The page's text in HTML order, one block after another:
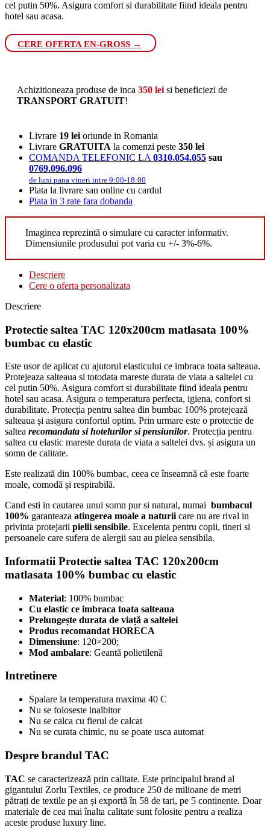
cel putin 50%. Asigura comfort si durabilitate fiind ideala pentru
hotel sau acasa.
CERE OFERTA EN-GROSS →
Achizitioneaza produse de inca 350 lei si beneficiezi de
TRANSPORT GRATUIT!
Livrare 19 lei oriunde in Romania
Livrare GRATUITA la comenzi peste 350 lei
COMANDA TELEFONIC LA 0310.054.055 sau
0769.096.096
de luni pana vineri intre 9:00-18:00
Plata la livrare sau online cu cardul
Plata in 3 rate fara dobanda
Imaginea reprezintă o simulare cu caracter informativ.
Dimensiunile produsului pot varia cu +/- 3%-6%.
Descriere
Cere o oferta personalizata
Descriere
Protectie saltea TAC 120x200cm matlasata 100%
bumbac cu elastic
Este usor de aplicat cu ajutorul elasticului ce imbraca toata salteaua.
Protejeaza salteaua si totodata mareste durata de viata a saltelei cu
cel putin 50%. Asigura comfort si durabilitate fiind ideala pentru
hotel sau acasa. Asigura o temperatura perfecta, igiena, confort si
durabilitate. Protecția pentru saltea din bumbac 100% protejează
salteaua și asigura confortul optim. Prin urmare este o protectie de
saltea recomandata si hotelurilor si pensiunilor. Protecția pentru
saltea cu elastic mareste durata de viata a saltelei dvs. și asigura un
somn de calitate.
Este realizată din 100% bumbac, ceea ce înseamnă că este foarte
moale, comodă și respirabilă.
Cand esti in cautarea unui somn pur si natural, numai bumbacul
100% garanteaza atingerea moale a naturii care nu are rival in
privinta protejarii pielii sensibile. Excelenta pentru copii, tineri si
persoanele care sufera de alergii sau au pielea sensibila.
Informatii Protectie saltea TAC 120x200cm
matlasata 100% bumbac cu elastic
Material: 100% bumbac
Cu elastic ce imbraca toata salteaua
Prelungește durata de viață a saltelei
Produs recomandat HORECA
Dimensiune: 120×200;
Mod ambalare: Geantă polietilenă
Intretinere
Spalare la temperatura maxima 40 C
Nu se foloseste inalbitor
Nu se calca cu fierul de calcat
Nu se curata chimic, nu se poate usca automat
Despre brandul TAC
TAC se caracterizează prin calitate. Este principalul brand al
gigantului Zorlu Textiles, ce produce 250 de milioane de metri
pătrați de textile pe an și exportă în 58 de tari, pe 5 continente. Doar
materiale de cea mai înalta calitate sunt folosite pentru a realiza
aceste produse luxury line.